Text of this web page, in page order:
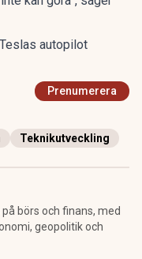
autopilot
Prenumerera
Teknikutveckling
börs och finans, med
geopolitik och